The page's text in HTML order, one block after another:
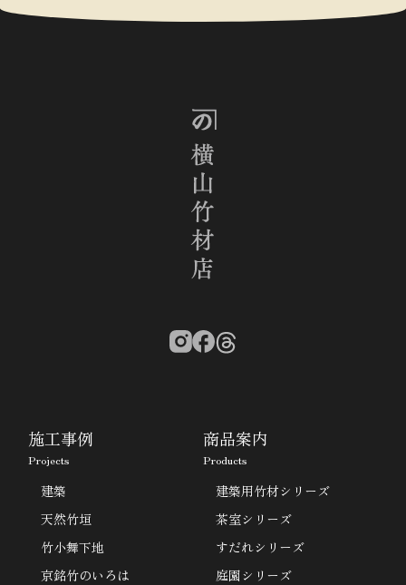
施工事例
Projects
建築
天然竹垣
竹小舞下地
京銘竹のいろは
商品案内
Products
建築用竹材シリーズ
茶室シリーズ
すだれシリーズ
庭園シリーズ